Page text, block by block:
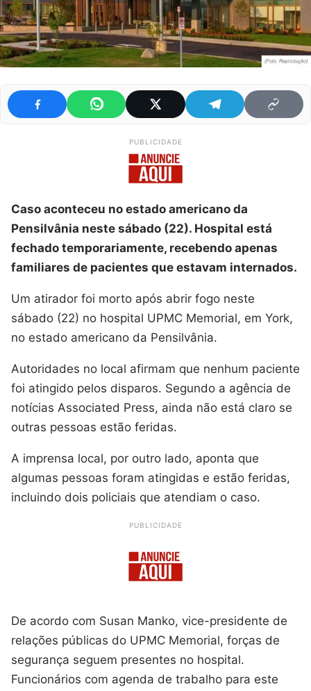
PUBLICIDADE
Caso aconteceu no estado americano da
Pensilvânia neste sábado (22). Hospital está
fechado temporariamente, recebendo apenas
familiares de pacientes que estavam internados.
Um atirador foi morto após abrir fogo neste
sábado (22) no hospital UPMC Memorial, em York,
no estado americano da Pensilvânia.
Autoridades no local afirmam que nenhum paciente
foi atingido pelos disparos. Segundo a agência de
notícias Associated Press, ainda não está claro se
outras pessoas estão feridas.
A imprensa local, por outro lado, aponta que
algumas pessoas foram atingidas e estão feridas,
incluindo dois policiais que atendiam o caso.
PUBLICIDADE
De acordo com Susan Manko, vice-presidente de
relações públicas do UPMC Memorial, forças de
segurança seguem presentes no hospital.
Funcionários com agenda de trabalho para este